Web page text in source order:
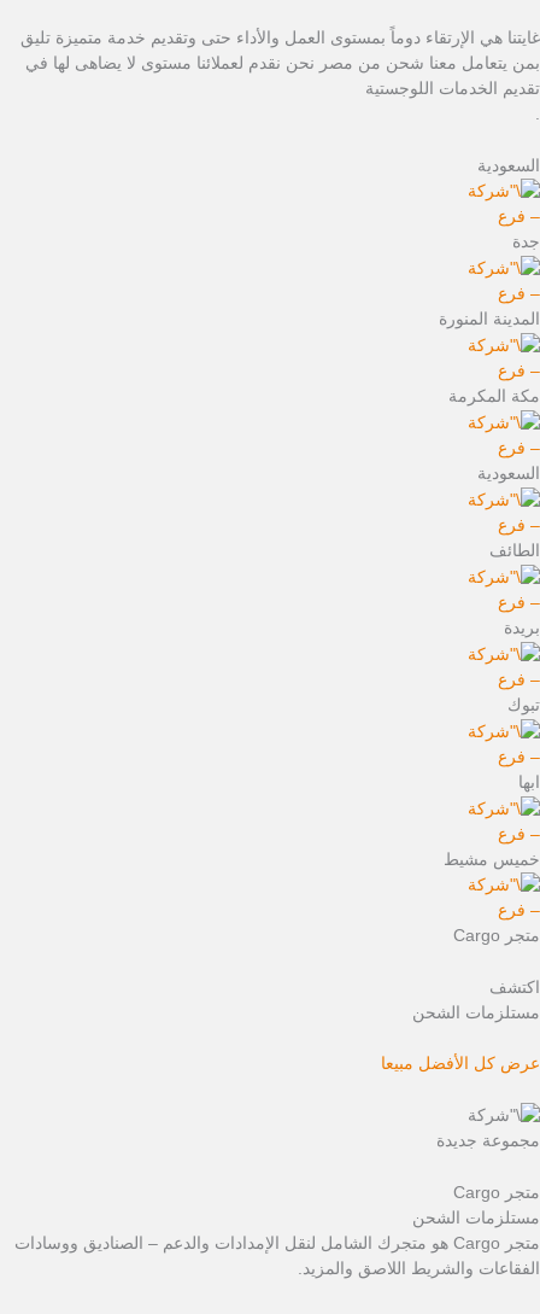
غايتنا هي الإرتقاء دوماً بمستوى العمل والأداء حتى وتقديم خدمة متميزة تليق
بمن يتعامل معنا شحن من مصر نحن نقدم لعملائنا مستوى لا يضاهى لها في
تقديم الخدمات اللوجستية
السعودية
– فرع
جدة
– فرع
المدينة المنورة
– فرع
مكة المكرمة
– فرع
السعودية
– فرع
الطائف
– فرع
بريدة
– فرع
تبوك
– فرع
ابها
– فرع
خميس مشيط
– فرع
متجر Cargo
اكتشف
مستلزمات الشحن
عرض كل الأفضل مبيعا
مجموعة جديدة
متجر Cargo
مستلزمات الشحن
متجر Cargo هو متجرك الشامل لنقل الإمدادات والدعم – الصناديق ووسادات
الفقاعات والشريط اللاصق والمزيد.